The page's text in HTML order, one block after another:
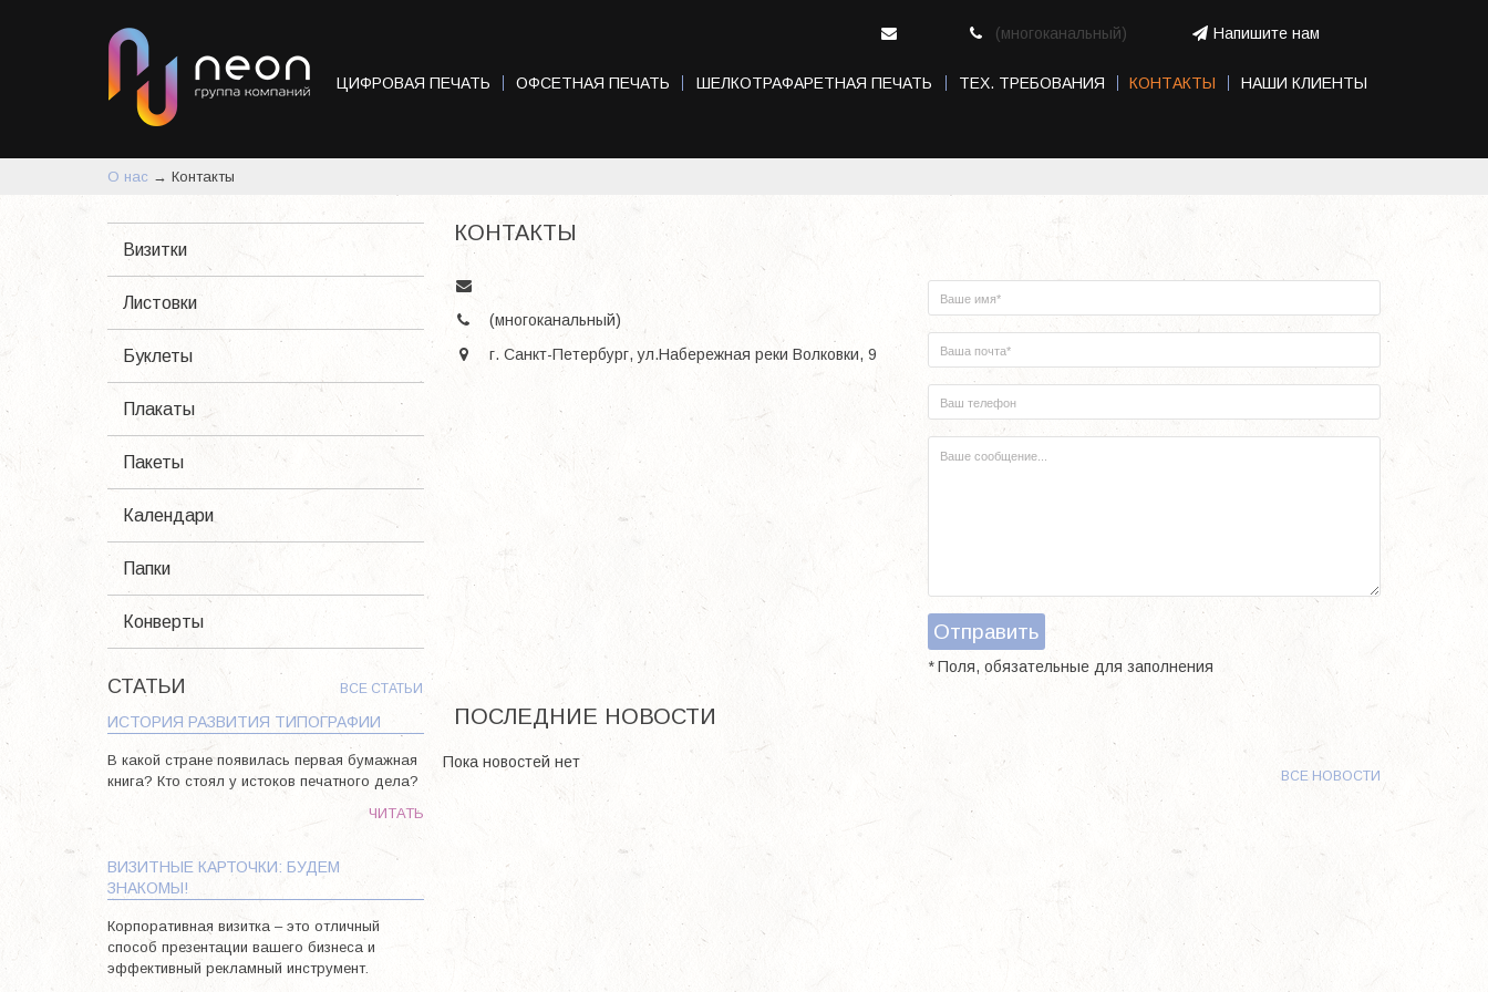
(многоканальный) Напишите нам
ЦИФРОВАЯ ПЕЧАТЬ ОФСЕТНАЯ ПЕЧАТЬ ШЕЛКОТРАФАРЕТНАЯ ПЕЧАТЬ ТЕХ. ТРЕБОВАНИЯ КОНТАКТЫ НАШИ КЛИЕНТЫ
О нас → Контакты
Визитки
Листовки
Буклеты
Плакаты
Пакеты
Календари
Папки
Конверты
СТАТЬИ ВСЕ СТАТЬИ
ИСТОРИЯ РАЗВИТИЯ ТИПОГРАФИИ
В какой стране появилась первая бумажная
книга? Кто стоял у истоков печатного дела?
ЧИТАТЬ
ВИЗИТНЫЕ КАРТОЧКИ: БУДЕМ
ЗНАКОМЫ!
Корпоративная визитка – это отличный
способ презентации вашего бизнеса и
эффективный рекламный инструмент.
КОНТАКТЫ
(многоканальный)
г. Санкт-Петербург, ул.Набережная реки Волковки, 9
Отправить
*Поля, обязательные для заполнения
ПОСЛЕДНИЕ НОВОСТИ
Пока новостей нет
ВСЕ НОВОСТИ